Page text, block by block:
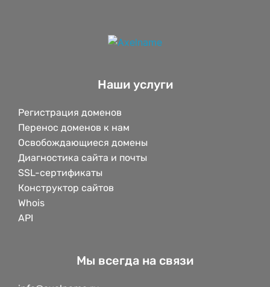
Наши услуги
Регистрация доменов
Перенос доменов к нам
Освобождающиеся домены
Диагностика сайта и почты
SSL-сертификаты
Конструктор сайтов
Whois
API
Мы всегда на связи